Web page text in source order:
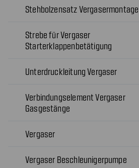
Stehbolzensatz Vergasermontage
Strebe für Vergaser
Starterklappenbetätigung
Unterdruckleitung Vergaser
Verbindungselement Vergaser
Gasgestänge
Vergaser
Vergaser Beschleunigerpumpe